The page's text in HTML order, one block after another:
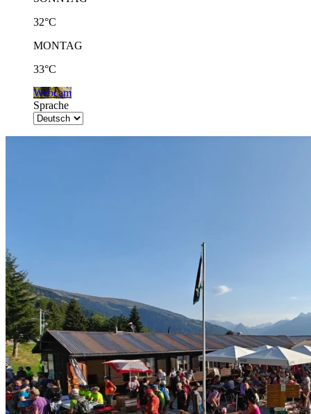
32°C
MONTAG
33°C
Webcam
Sprache